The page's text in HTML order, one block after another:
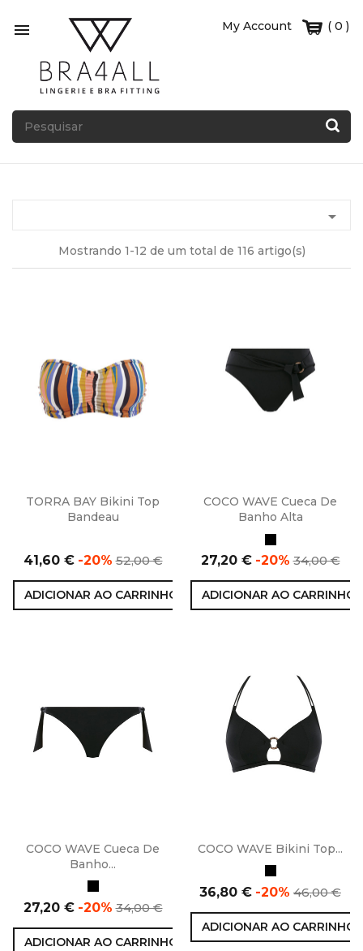
 ( 0 )
My Account

Mostrando 1-12 de um total de 116 artigo(s)
TORRA BAY Bikini Top
Bandeau
Preço
41,60 € -20% Preço
52,00 €
ADICIONAR AO CARRINHO
COCO WAVE Cueca De
Banho Alta
Preço
27,20 € -20% Preço
34,00 €
ADICIONAR AO CARRINHO
COCO WAVE Cueca De
Banho...
Preço
27,20 € -20% Preço
34,00 €
ADICIONAR AO CARRINHO
COCO WAVE Bikini Top...
Preço
36,80 € -20% Preço
46,00 €
ADICIONAR AO CARRINHO